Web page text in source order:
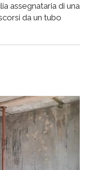
assegnataria di una
da un tubo